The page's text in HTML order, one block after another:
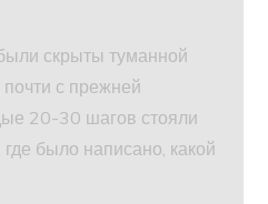
скрыты туманной
с прежней
20-30 шагов стояли
было написано, какой